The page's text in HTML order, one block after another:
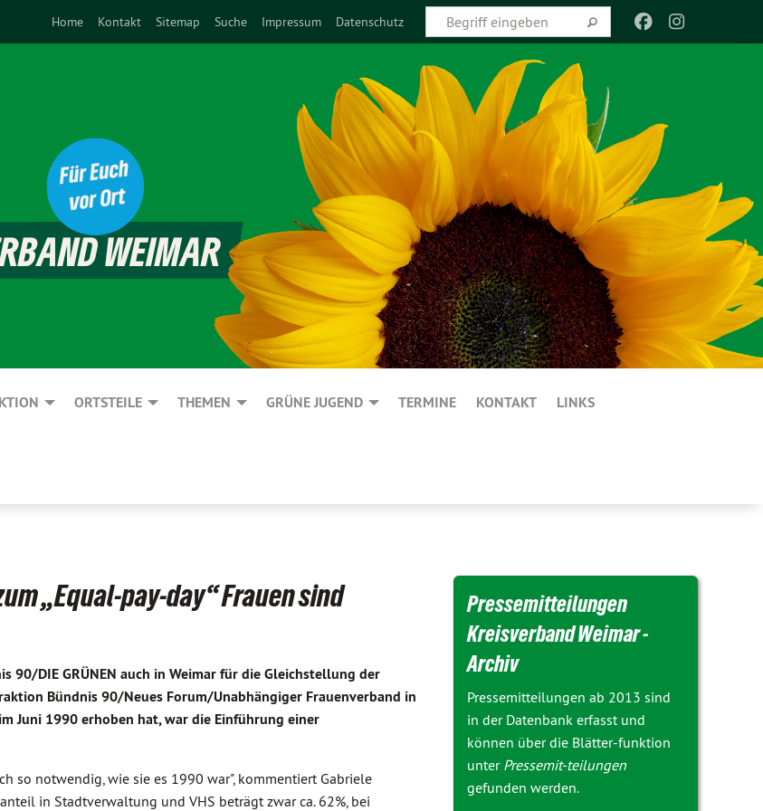
Home Kontakt Sitemap Suche Impressum Datenschutz
ORTSTEILE THEMEN GRÜNE JUGEND TERMINE KONTAKT LINKS
„Equal-pay-day“ Frauen sind
90/DIE GRÜNEN auch in Weimar für die Gleichstellung der
Bündnis 90/Neues Forum/Unabhängiger Frauenverband in
Juni 1990 erhoben hat, war die Einführung einer
so notwendig, wie sie es 1990 war", kommentiert Gabriele
in Stadtverwaltung und VHS beträgt zwar ca. 62%, bei
Pressemitteilungen
Kreisverband Weimar -
Archiv
Pressemitteilungen ab 2013 sind
in der Datenbank erfasst und
können über die Blätter-funktion
unter Pressemit-teilungen
gefunden werden.